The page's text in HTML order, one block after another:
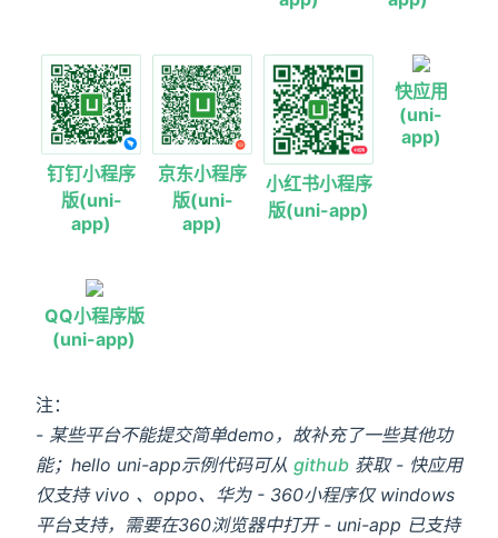
钉钉小程序
版(uni-
app)
京东小程序
版(uni-
app)
小红书小程序
版(uni-app)
快应用
(uni-
app)
QQ小程序版
(uni-app)
注：
- 某些平台不能提交简单demo，故补充了一些其他功
能；hello uni-app示例代码可从 github 获取 - 快应用
仅支持 vivo 、oppo、华为 - 360小程序仅 windows
平台支持，需要在360浏览器中打开 - uni-app 已支持